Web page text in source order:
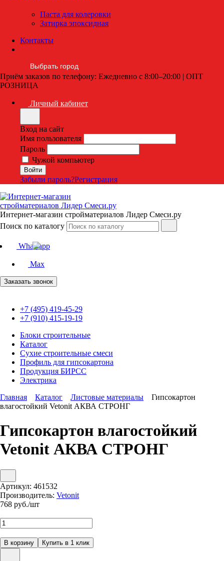
Паста для колеровки
Затирка эпоксидная
Контакты
Выбрать город
Приём заказов по телефону: Ежедневно с 8:00–20:00 | ОПТ
РОЗНИЦА
Личный кабинет
Вход на сайт
Имя пользователя
Пароль
Чужой компьютер
Забыли пароль?Регистрация
Интернет-магазин стройматериалов Лидер Смеси.ру
Поиск по каталогу
Whatsapp
Max
Заказать звонок
+7 (495) 419-45-29
+7 (910) 415-19-19
Блоки строительные
Каталог
Сухие строительные смеси
Профиль для гипсокартона
Продукция БИРСС
Электрика
Главная
Каталог Листовые материалы
Гипсокартон
влагостойкий Vetonit АКВА СТРОНГ
Гипсокартон влагостойкий
Vetonit АКВА СТРОНГ
Артикул: 461532
Производитель: Vetonit
768 руб./шт